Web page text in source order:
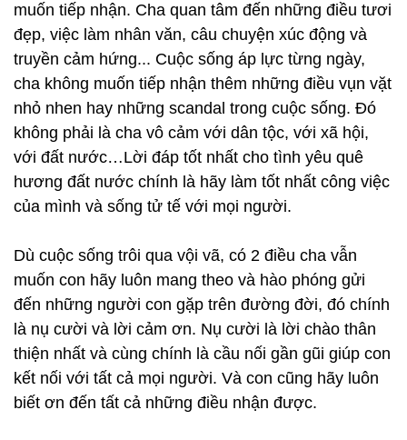
muốn tiếp nhận. Cha quan tâm đến những điều tươi
đẹp, việc làm nhân văn, câu chuyện xúc động và
truyền cảm hứng... Cuộc sống áp lực từng ngày,
cha không muốn tiếp nhận thêm những điều vụn vặt
nhỏ nhen hay những scandal trong cuộc sống. Đó
không phải là cha vô cảm với dân tộc, với xã hội,
với đất nước…Lời đáp tốt nhất cho tình yêu quê
hương đất nước chính là hãy làm tốt nhất công việc
của mình và sống tử tế với mọi người.
Dù cuộc sống trôi qua vội vã, có 2 điều cha vẫn
muốn con hãy luôn mang theo và hào phóng gửi
đến những người con gặp trên đường đời, đó chính
là nụ cười và lời cảm ơn. Nụ cười là lời chào thân
thiện nhất và cùng chính là cầu nối gần gũi giúp con
kết nối với tất cả mọi người. Và con cũng hãy luôn
biết ơn đến tất cả những điều nhận được.